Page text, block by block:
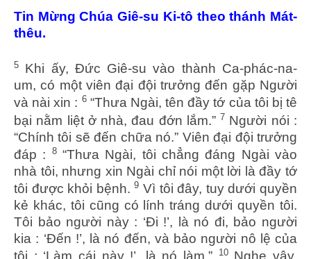
Tin Mừng Chúa Giê-su Ki-tô theo thánh Mát-
thêu.
5
Khi ấy, Đức Giê-su vào thành Ca-phác-na-
um, có một viên đại đội trưởng đến gặp Người
và nài xin : 6“Thưa Ngài, tên đầy tớ của tôi bị tê
bại nằm liệt ở nhà, đau đớn lắm.” 7 Người nói :
“Chính tôi sẽ đến chữa nó.” Viên đại đội trưởng
đáp :
8“Thưa Ngài, tôi chẳng đáng Ngài vào
nhà tôi, nhưng xin Ngài chỉ nói một lời là đầy tớ
tôi được khỏi bệnh.9 Vì tôi đây, tuy dưới quyền
kẻ khác, tôi cũng có lính tráng dưới quyền tôi.
Tôi bảo người này : ‘Đi !’, là nó đi, bảo người
kia : ‘Đến !’, là nó đến, và bảo người nô lệ của
tôi : ‘Làm cái này !’, là nó làm.”
10Nghe vậy,